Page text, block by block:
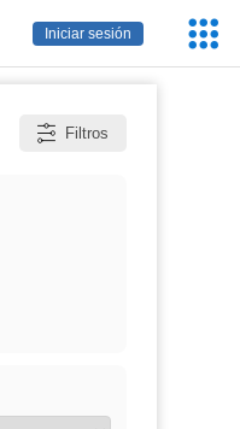
Iniciar sesión
Filtros